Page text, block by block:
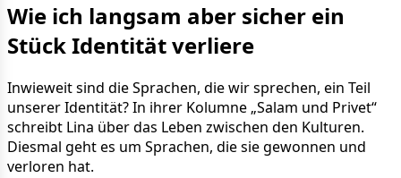
Wie ich langsam aber sicher ein
Stück Identität verliere
Inwieweit sind die Sprachen, die wir sprechen, ein Teil
unserer Identität? In ihrer Kolumne „Salam und Privet“
schreibt Lina über das Leben zwischen den Kulturen.
Diesmal geht es um Sprachen, die sie gewonnen und
verloren hat.